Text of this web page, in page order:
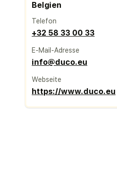
Belgien
Telefon
+32 58 33 00 33
E-Mail-Adresse
info@duco.eu
Webseite
https://www.duco.eu